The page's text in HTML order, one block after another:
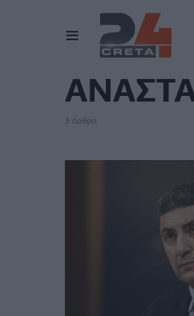
3 άρθρα